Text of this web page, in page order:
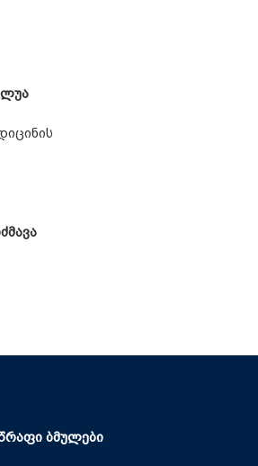
ბმულები